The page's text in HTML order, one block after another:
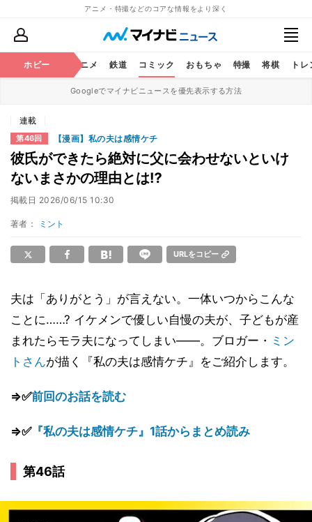
アニメ・特撮などのコアな情報をより深く
ホビー アニメ 鉄道 コミック おもちゃ 特撮 将棋 ト
Googleでマイナビニュースを優先表示する方法
連載
第46回 【漫画】私の夫は感情ケチ
彼氏ができたら絶対に父に会わせないといけ
ないまさかの理由とは⁉
掲載日 2026/06/15 10:30
著者： ミント
URLをコピー
夫は「ありがとう」が言えない。一体いつからこんな
ことに……? イケメンで優しい自慢の夫が、子どもが産
まれたらモラ夫になってしまい――。ブロガー・ ミン
トさんが描く『私の夫は感情ケチ』をご紹介します。
⇒✅前回のお話を読む
⇒✅『私の夫は感情ケチ』1話からまとめ読み
第46話